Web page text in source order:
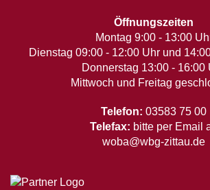
Öffnungszeiten
Montag 9:00 - 13:00
Dienstag 09:00 - 12:00 Uhr und
Donnerstag 13:00 - 16:00
Mittwoch und Freitag
Telefon: 03583 75 00
Telefax: bitte per Email
woba@wbg-zittau.de